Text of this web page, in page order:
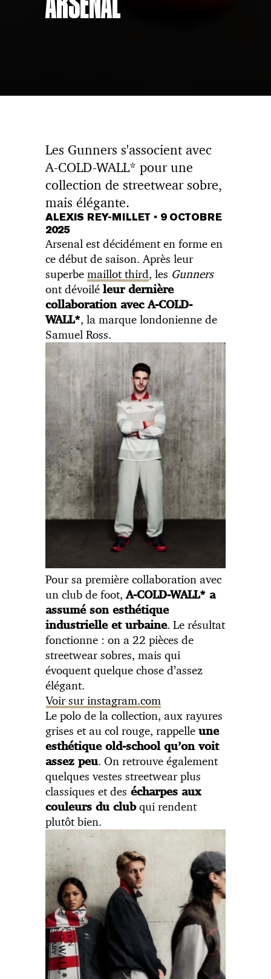
ARSENAL
Les Gunners s'associent avec
A-COLD-WALL* pour une
collection de streetwear sobre,
mais élégante.
ALEXIS REY-MILLET • 9 OCTOBRE
2025
Arsenal est décidément en forme en
ce début de saison. Après leur
superbe maillot third, les Gunners
ont dévoilé leur dernière
collaboration avec A-COLD-
WALL*, la marque londonienne de
Samuel Ross.
Pour sa première collaboration avec
un club de foot,A-COLD-WALL* a
assumé son esthétique
industrielle et urbaine. Le résultat
fonctionne : on a 22 pièces de
streetwear sobres, mais qui
évoquent quelque chose d’assez
élégant.
Voir sur instagram.com
Le polo de la collection, aux rayures
grises et au col rouge, rappelle une
esthétique old-school qu’on voit
assez peu. On retrouve également
quelques vestes streetwear plus
classiques et des écharpes aux
couleurs du clubqui rendent
plutôt bien.